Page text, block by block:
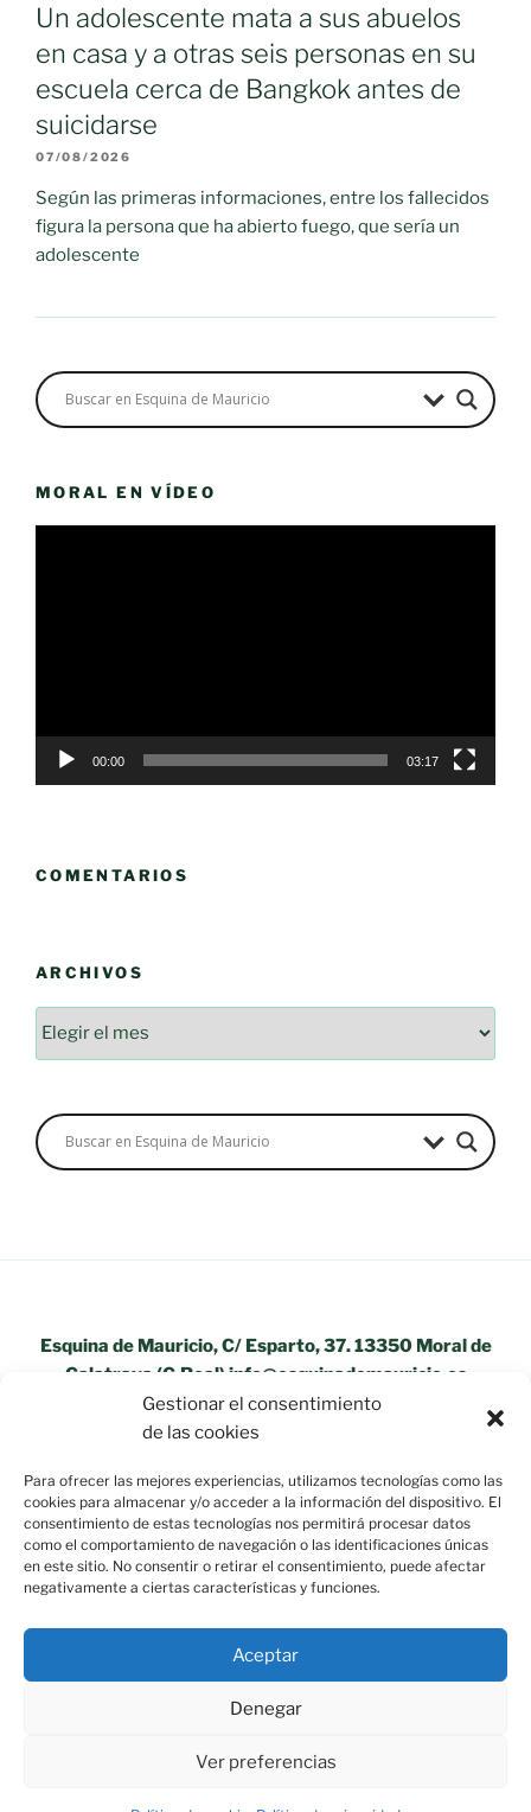
Gestionar el consentimiento
de las cookies
Para ofrecer las mejores experiencias, utilizamos tecnologías como las
cookies para almacenar y/o acceder a la información del dispositivo. El
consentimiento de estas tecnologías nos permitirá procesar datos
como el comportamiento de navegación o las identificaciones únicas
en este sitio. No consentir o retirar el consentimiento, puede afectar
negativamente a ciertas características y funciones.
Aceptar
Denegar
Ver preferencias
Un adolescente mata a sus abuelos
en casa y a otras seis personas en su
escuela cerca de Bangkok antes de
suicidarse
07/08/2026
Según las primeras informaciones, entre los fallecidos
figura la persona que ha abierto fuego, que sería un
adolescente
MORAL EN VÍDEO
00:00 03:17
COMENTARIOS
ARCHIVOS
Archivos
Esquina de Mauricio, C/ Esparto, 37. 13350 Moral de
Calatrava (C.Real) info@esquinademauricio.es
«Aviso Legal»